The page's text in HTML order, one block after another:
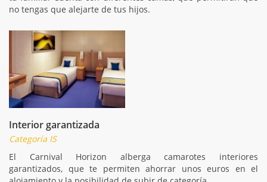
no tengas que alejarte de tus hijos.
Interior garantizada
Categoría IS
El Carnival Horizon alberga camarotes interiores
garantizados, que te permiten ahorrar unos euros en el